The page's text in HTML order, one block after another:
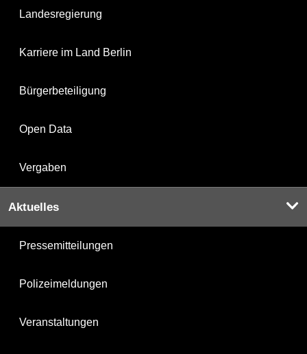
Landesregierung
Karriere im Land Berlin
Bürgerbeteiligung
Open Data
Vergaben
Aktuelles
Pressemitteilungen
Polizeimeldungen
Veranstaltungen